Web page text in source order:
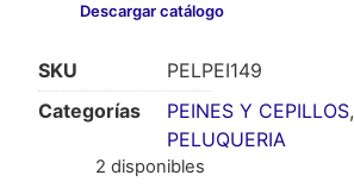
Descargar catálogo
SKU
PELPEI149
Categorías
PEINES Y CEPILLOS,
PELUQUERIA
2 disponibles